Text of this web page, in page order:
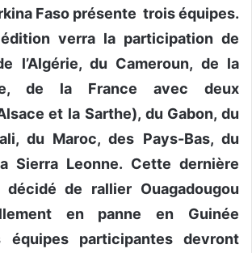
Faso présente trois équipes.
édition verra la participation de
l’Algérie, du Cameroun, de la
de la France avec deux
et la Sarthe), du Gabon, du
du Maroc, des Pays-Bas, du
Sierra Leonne. Cette dernière
de rallier Ouagadougou
en panne en Guinée
équipes participantes devront